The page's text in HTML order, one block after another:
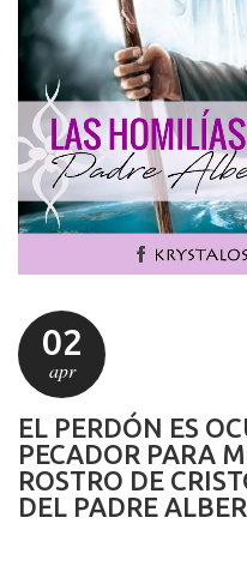
02
apr
EL PERDÓN ES
PECADOR PARA
ROSTRO DE
DEL PADRE